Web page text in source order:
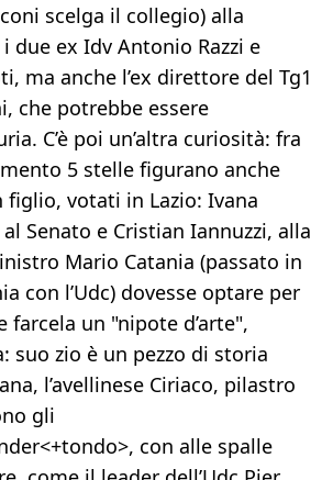
scelga il collegio) alla
due ex Idv Antonio Razzi e
ma anche l’ex direttore del Tg1
che potrebbe essere
C’è poi un’altra curiosità: fra
5 stelle figurano anche
figlio, votati in Lazio: Ivana
Senato e Cristian Iannuzzi, alla
Mario Catania (passato in
con l’Udc) dovesse optare per
un "nipote d’arte",
suo zio è un pezzo di storia
l’avellinese Ciriaco, pilastro
gli
con alle spalle